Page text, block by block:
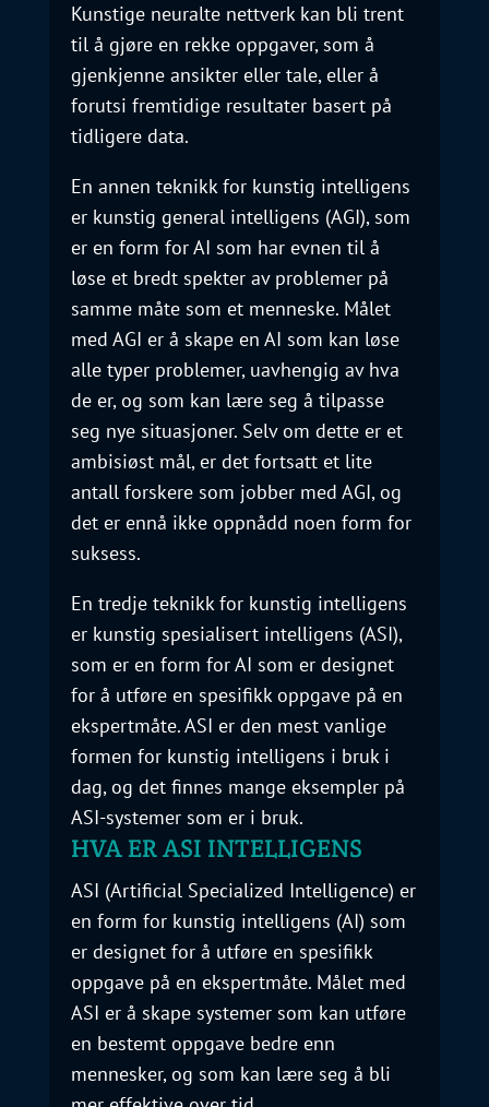
Kunstige neuralte nettverk kan bli trent
til å gjøre en rekke oppgaver, som å
gjenkjenne ansikter eller tale, eller å
forutsi fremtidige resultater basert på
tidligere data.
En annen teknikk for kunstig intelligens
er kunstig general intelligens (AGI), som
er en form for AI som har evnen til å
løse et bredt spekter av problemer på
samme måte som et menneske. Målet
med AGI er å skape en AI som kan løse
alle typer problemer, uavhengig av hva
de er, og som kan lære seg å tilpasse
seg nye situasjoner. Selv om dette er et
ambisiøst mål, er det fortsatt et lite
antall forskere som jobber med AGI, og
det er ennå ikke oppnådd noen form for
suksess.
En tredje teknikk for kunstig intelligens
er kunstig spesialisert intelligens (ASI),
som er en form for AI som er designet
for å utføre en spesifikk oppgave på en
ekspertmåte. ASI er den mest vanlige
formen for kunstig intelligens i bruk i
dag, og det finnes mange eksempler på
ASI-systemer som er i bruk.
HVA ER ASI INTELLIGENS
ASI (Artificial Specialized Intelligence) er
en form for kunstig intelligens (AI) som
er designet for å utføre en spesifikk
oppgave på en ekspertmåte. Målet med
ASI er å skape systemer som kan utføre
en bestemt oppgave bedre enn
mennesker, og som kan lære seg å bli